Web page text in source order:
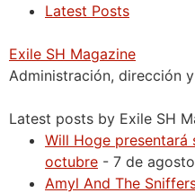
Latest Posts
Exile SH Magazine
Administración, dirección
Latest posts by Exile SH
Will Hoge presentará
octubre - 7 de
Amyl And The